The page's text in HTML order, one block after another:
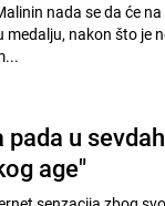
nada se da će
nakon što je
u
age"